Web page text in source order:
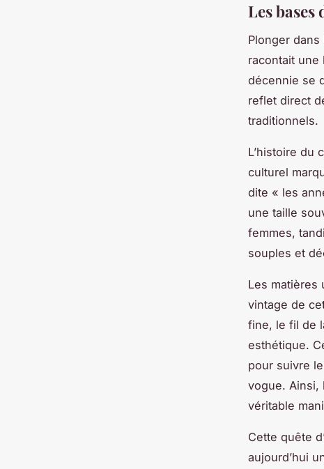
Les bases
Plonger
racontait
décennie se
reflet direct
traditionnels.
L’histoire du
culturel
dite « les
une taille
femmes,
souples et
Les matières
vintage de
fine, le fil de
esthétique.
pour suivre
vogue. Ainsi,
véritable
Cette quête
aujourd’hui